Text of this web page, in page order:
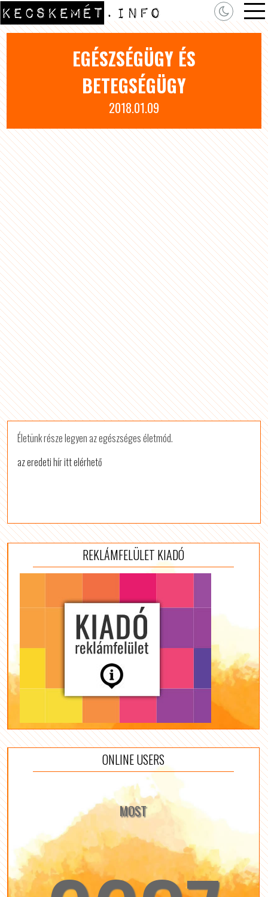
EGÉSZSÉGÜGY ÉS
BETEGSÉGÜGY
2018.01.09
Életünk része legyen az egészséges életmód.
az eredeti hír itt elérhető
REKLÁMFELÜLET KIADÓ
ONLINE USERS
MOST